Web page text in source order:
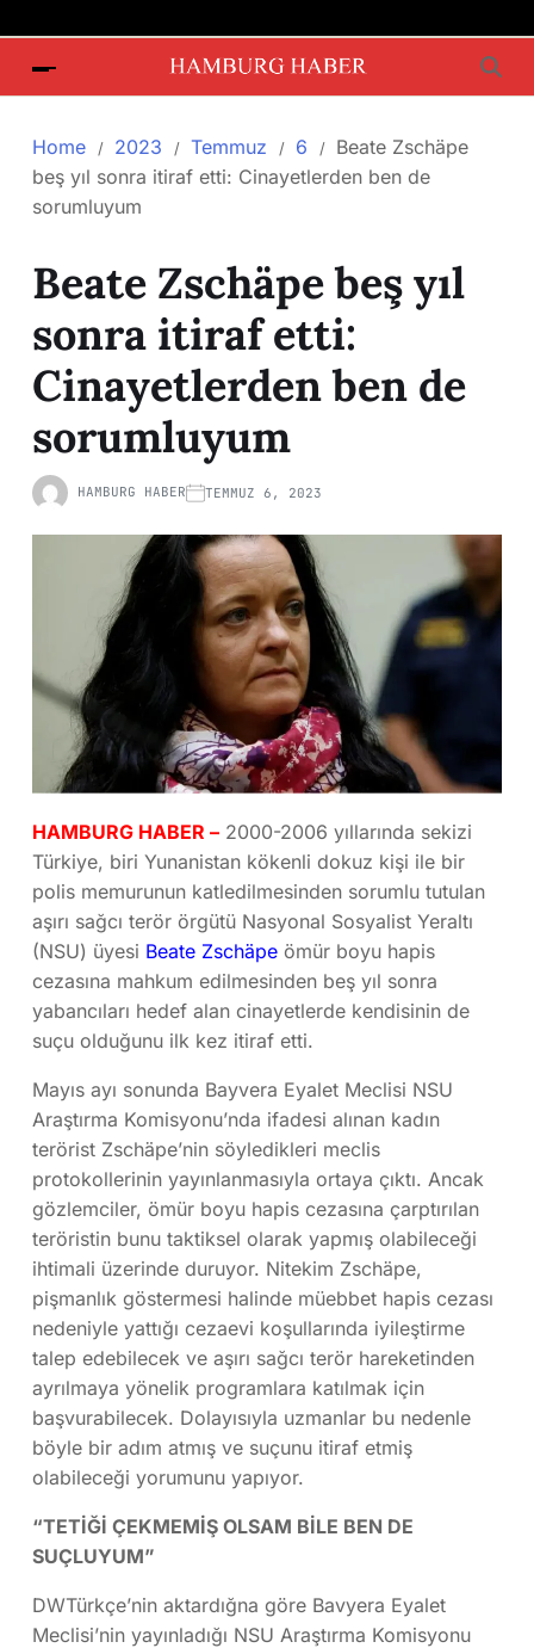
Home 2023 Temmuz 6
Beate Zschäpe
beş yıl sonra itiraf etti: Cinayetlerden ben de
sorumluyum
Beate Zschäpe beş yıl
sonra itiraf etti:
Cinayetlerden ben de
sorumluyum
HAMBURG HABER TEMMUZ 6, 2023
HAMBURG HABER – 2000-2006 yıllarında sekizi
Türkiye, biri Yunanistan kökenli dokuz kişi ile bir
polis memurunun katledilmesinden sorumlu tutulan
aşırı sağcı terör örgütü Nasyonal Sosyalist Yeraltı
(NSU) üyesi Beate Zschäpe ömür boyu hapis
cezasına mahkum edilmesinden beş yıl sonra
yabancıları hedef alan cinayetlerde kendisinin de
suçu olduğunu ilk kez itiraf etti.
Mayıs ayı sonunda Bayvera Eyalet Meclisi NSU
Araştırma Komisyonu’nda ifadesi alınan kadın
terörist Zschäpe’nin söyledikleri meclis
protokollerinin yayınlanmasıyla ortaya çıktı. Ancak
gözlemciler, ömür boyu hapis cezasına çarptırılan
teröristin bunu taktiksel olarak yapmış olabileceği
ihtimali üzerinde duruyor. Nitekim Zschäpe,
pişmanlık göstermesi halinde müebbet hapis cezası
nedeniyle yattığı cezaevi koşullarında iyileştirme
talep edebilecek ve aşırı sağcı terör hareketinden
ayrılmaya yönelik programlara katılmak için
başvurabilecek. Dolayısıyla uzmanlar bu nedenle
böyle bir adım atmış ve suçunu itiraf etmiş
olabileceği yorumunu yapıyor.
“TETİĞİ ÇEKMEMİŞ OLSAM BİLE BEN DE
SUÇLUYUM”
DWTürkçe’nin aktardığna göre Bavyera Eyalet
Meclisi’nin yayınladığı NSU Araştırma Komisyonu